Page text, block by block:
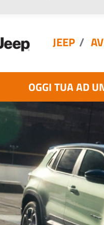
JEEP
OGGI TUA AD